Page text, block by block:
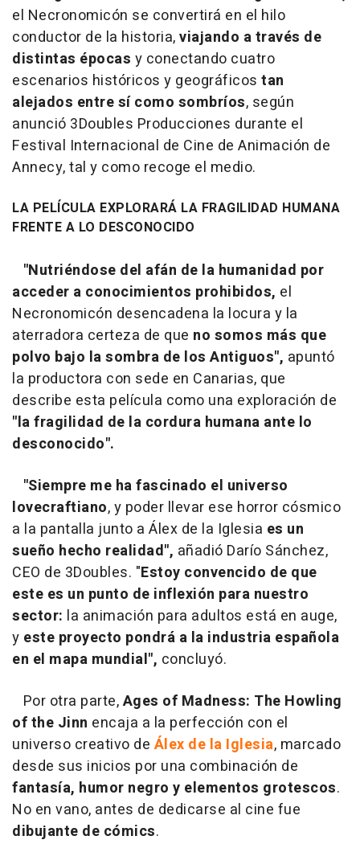
el Necronomicón se convertirá en el hilo
conductor de la historia,viajando a través de
distintas épocas y conectando cuatro
escenarios históricos y geográficos tan
alejados entre sí como sombríos, según
anunció 3Doubles Producciones durante el
Festival Internacional de Cine de Animación de
Annecy, tal y como recoge el medio.
LA PELÍCULA EXPLORARÁ LA FRAGILIDAD HUMANA
FRENTE A LO DESCONOCIDO
"Nutriéndose del afán de la humanidad por
acceder a conocimientos prohibidos, el
Necronomicón desencadena la locura y la
aterradora certeza de que no somos más que
polvo bajo la sombra de los Antiguos", apuntó
la productora con sede en Canarias, que
describe esta película como una exploración de
"la fragilidad de la cordura humana ante lo
desconocido".
"Siempre me ha fascinado el universo
lovecraftiano, y poder llevar ese horror cósmico
a la pantalla junto a Álex de la Iglesia es un
sueño hecho realidad", añadió Darío Sánchez,
CEO de 3Doubles. "Estoy convencido de que
este es un punto de inflexión para nuestro
sector: la animación para adultos está en auge,
y este proyecto pondrá a la industria española
en el mapa mundial", concluyó.
Por otra parte,Ages of Madness: The Howling
of the Jinn encaja a la perfección con el
universo creativo de Álex de la Iglesia, marcado
desde sus inicios por una combinación de
fantasía, humor negro y elementos grotescos.
No en vano, antes de dedicarse al cine fue
dibujante de cómics.